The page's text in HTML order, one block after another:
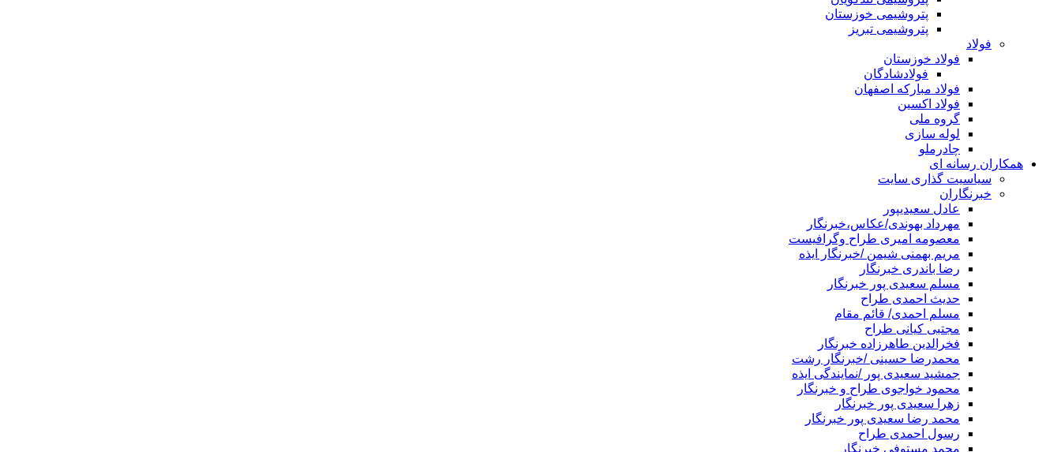
پتروشیمی خوزستان
پتروشیمی تبریز
فولاد
فولاد خوزستان
فولادشادگان
فولاد مبارکه اصفهان
فولاد اکسین
گروه ملی
لوله سازی
چادرملو
همکاران رسانه ای
سیاسیت گذاری سایت
خبرنگاران
عادل سعیدیپور
مهرداد بهوندی/عکاس،خبرنگار
معصومه امیری طراح وگرافیست
مریم بهمنی شیمن /خبرنگار ایذه
رضا باندری خبرنگار
مسلم سعیدی پور خبرنگار
حدیث احمدی طراح
مسلم احمدی/ قائم مقام
مجتبی کیانی طراح
فخرالدین طاهرزاده خبرنگار
محمدرضا حسینی /خبرنگار رشت
جمشید سعیدی پور /نمایندگی ایذه
محمود خواجوی طراح و خبرنگار
زهرا سعیدی پور خبرنگار
محمد رضا سعیدی پور خبرنگار
رسول احمدی طراح
محمد مستوفی خبرنگار